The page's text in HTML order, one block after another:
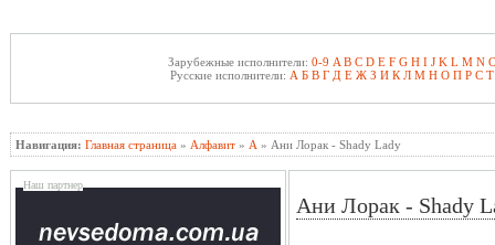
Зарубежные исполнители: 0-9 A B C D E F G H I J K L M N
Русские исполнители: А Б В Г Д Е Ж З И К Л М Н О П Р С Т
Навигация: Главная страница » Алфавит » А » Ани Лорак - Shady Lady
Наш партнер
Ани Лорак - Shady